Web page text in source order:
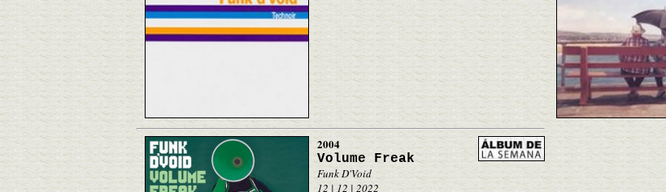
2004
Volume Freak
Funk D'Void
12 | 12 | 2022